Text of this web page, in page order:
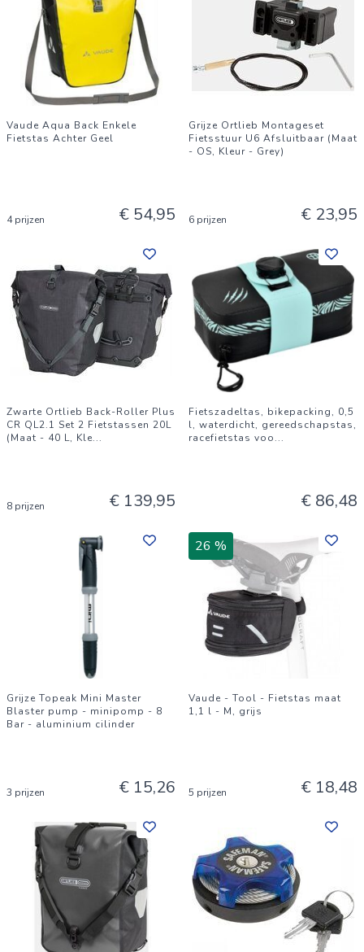
Vaude Aqua Back Enkele
Fietstas Achter Geel
4 prijzen € 54,95
Grijze Ortlieb Montageset
Fietsstuur U6 Afsluitbaar (Maat
- OS, Kleur - Grey)
6 prijzen € 23,95
Zwarte Ortlieb Back-Roller Plus
CR QL2.1 Set 2 Fietstassen 20L
(Maat - 40 L, Kle...
8 prijzen € 139,95
Fietszadeltas, bikepacking, 0,5
l, waterdicht, gereedschapstas,
racefietstas voo...
€ 86,48
Grijze Topeak Mini Master
Blaster pump - minipomp - 8
Bar - aluminium cilinder
3 prijzen € 15,26
26 %
Vaude - Tool - Fietstas maat
1,1 l - M, grijs
5 prijzen € 18,48